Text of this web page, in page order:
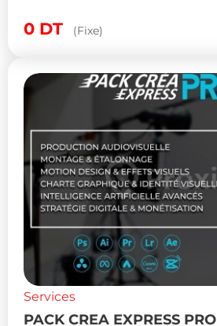
0 DT (Fixe)
Services
PACK CREA EXPRESS PRO